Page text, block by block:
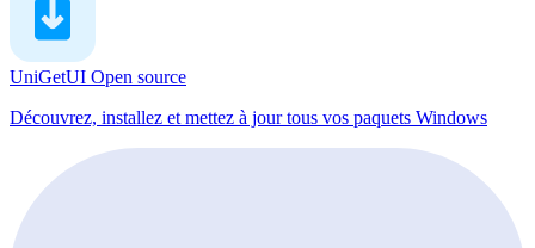
UniGetUI Open source
Découvrez, installez et mettez à jour tous vos paquets Windows